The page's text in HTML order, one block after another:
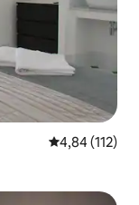
4,84 de uma
4,84 (112)